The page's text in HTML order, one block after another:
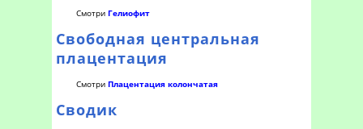
Смотри Гелиофит
Свободная центральная
плацентация
Смотри Плацентация колончатая
Сводик